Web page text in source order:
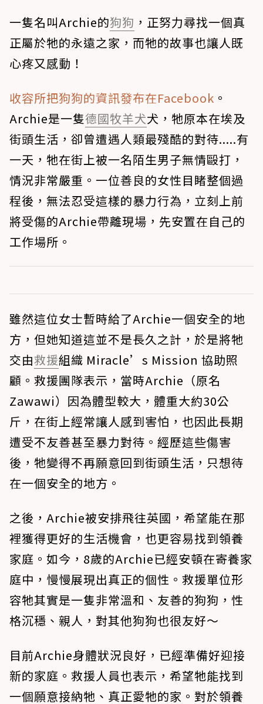
一隻名叫Archie的狗狗 ，正努力尋找一個真
正屬於牠的永遠之家，而牠的故事也讓人既
心疼又感動！
收容所把狗狗的資訊發布在Facebook 。
Archie是一隻德國牧羊犬犬，牠原本在埃及
街頭生活，卻曾遭遇人類最殘酷的對待.....有
一天，牠在街上被一名陌生男子無情毆打，
情況非常嚴重。一位善良的女性目睹整個過
程後，無法忍受這樣的暴力行為，立刻上前
將受傷的Archie帶離現場，先安置在自己的
工作場所。
雖然這位女士暫時給了Archie一個安全的地
方，但她知道這並不是長久之計，於是將牠
交由救援組織 Miracle’s Mission 協助照
顧。救援團隊表示，當時Archie（原名
Zawawi）因為體型較大，體重大約30公
斤，在街上經常讓人感到害怕，也因此長期
遭受不友善甚至暴力對待。經歷這些傷害
後，牠變得不再願意回到街頭生活，只想待
在一個安全的地方。
之後，Archie被安排飛往英國，希望能在那
裡獲得更好的生活機會，也更容易找到領養
家庭。如今，8歲的Archie已經安頓在寄養家
庭中，慢慢展現出真正的個性。救援單位形
容牠其實是一隻非常溫和、友善的狗狗，性
格沉穩、親人，對其他狗狗也很友好～
目前Archie身體狀況良好，已經準備好迎接
新的家庭。救援人員也表示，希望牠能找到
一個願意接納牠、真正愛牠的家。對於領養